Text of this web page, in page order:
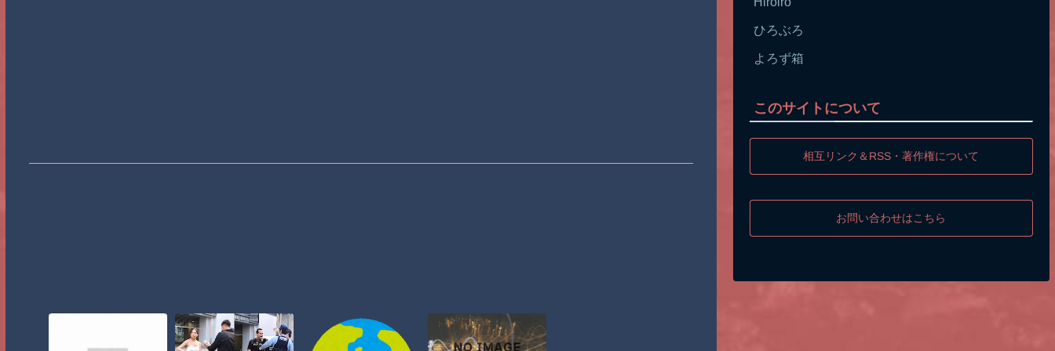
ひろぶろ
よろず箱
このサイトについて
相互リンク＆RSS・著作権について
お問い合わせはこちら